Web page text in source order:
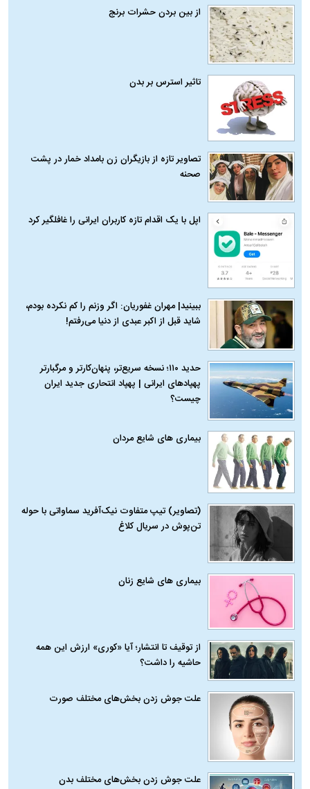
از بین بردن حشرات برنج
تاثیر استرس بر بدن
تصاویر تازه از بازیگران زن بامداد خمار در پشت
صحنه
اپل با یک اقدام تازه کاربران ایرانی را غافلگیر کرد
ببینید| مهران غفوریان: اگر وزنم را کم نکرده بودم،
شاید قبل از اکبر عبدی از دنیا می‌رفتم!
حدید ۱۱۰؛ نسخه سریع‌تر، پنهان‌کارتر و مرگبارتر
پهپادهای ایرانی | پهپاد انتحاری جدید ایران
چیست؟
بیماری‌ های شایع مردان
(تصاویر) تیپ متفاوت نیک‌آفرید سماواتی با حوله
تن‌پوش در سریال کلاغ
بیماری‌ های شایع زنان
از توقیف تا انتشار؛ آیا «کوری» ارزش این همه
حاشیه را داشت؟
علت جوش زدن بخش‌های مختلف صورت
علت جوش زدن بخش‌های مختلف بدن